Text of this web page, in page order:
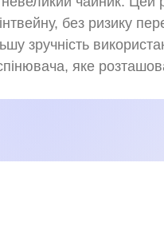
без ризику
зручність
яке